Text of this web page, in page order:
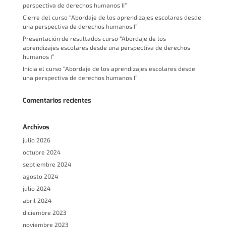
perspectiva de derechos humanos II”
Cierre del curso “Abordaje de los aprendizajes escolares desde
una perspectiva de derechos humanos I”
Presentación de resultados curso “Abordaje de los
aprendizajes escolares desde una perspectiva de derechos
humanos I”
Inicia el curso “Abordaje de los aprendizajes escolares desde
una perspectiva de derechos humanos I”
Comentarios recientes
Archivos
julio 2026
octubre 2024
septiembre 2024
agosto 2024
julio 2024
abril 2024
diciembre 2023
noviembre 2023